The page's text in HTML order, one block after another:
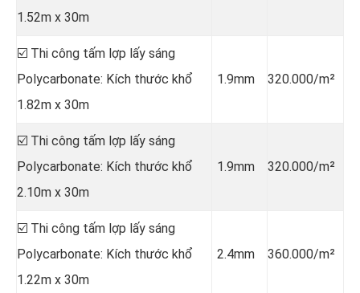
1.52m x 30m
☑️ Thi công tấm lợp lấy sáng
Polycarbonate: Kích thước khổ
1.82m x 30m
1.9mm 320.000/m²
☑️ Thi công tấm lợp lấy sáng
Polycarbonate: Kích thước khổ
2.10m x 30m
1.9mm 320.000/m²
☑️ Thi công tấm lợp lấy sáng
Polycarbonate: Kích thước khổ
1.22m x 30m
2.4mm 360.000/m²